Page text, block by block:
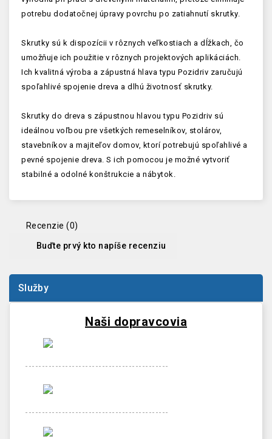
potrebu dodatočnej úpravy povrchu po zatiahnutí skrutky.
Skrutky sú k dispozícii v rôznych veľkostiach a dĺžkach, čo
umožňuje ich použitie v rôznych projektových aplikáciách.
Ich kvalitná výroba a zápustná hlava typu Pozidriv zaručujú
spoľahlivé spojenie dreva a dlhú životnosť skrutky.
Skrutky do dreva s zápustnou hlavou typu Pozidriv sú
ideálnou voľbou pre všetkých remeselníkov, stolárov,
stavebníkov a majiteľov domov, ktorí potrebujú spoľahlivé a
pevné spojenie dreva. S ich pomocou je možné vytvoriť
stabilné a odolné konštrukcie a nábytok.
Recenzie (0)
Buďte prvý kto napíše recenziu
Služby
Naši dopravcovia
-------------------------------------------
-------------------------------------------